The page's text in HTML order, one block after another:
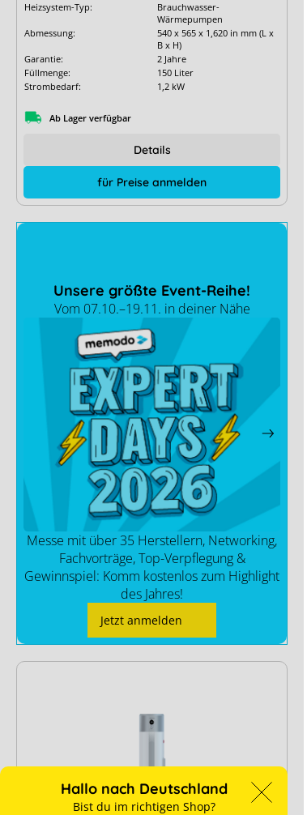
Heizsystem-Typ:
Brauchwasser-
Wärmepumpen
Abmessung:
540 x 565 x 1,620 in mm (L x
B x H)
Garantie:
2 Jahre
Füllmenge:
150 Liter
Strombedarf:
1,2 kW
Ab Lager verfügbar
für Preise anmelden
Details
Unsere größte Event-Reihe!
Vom 07.10.–19.11. in deiner Nähe
Messe mit über 35 Herstellern, Networking,
Fachvorträge, Top-Verpflegung &
Gewinnspiel: Komm kostenlos zum Highlight
des Jahres!
Jetzt anmelden
Hallo nach Deutschland
Bist du im richtigen Shop?